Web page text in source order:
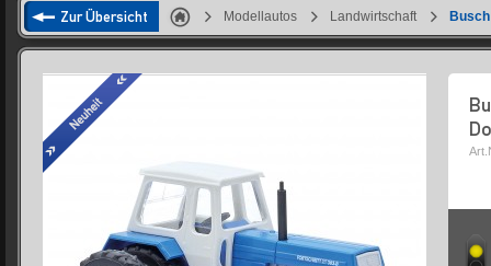
Zur Übersicht Modellautos Landwirtschaft